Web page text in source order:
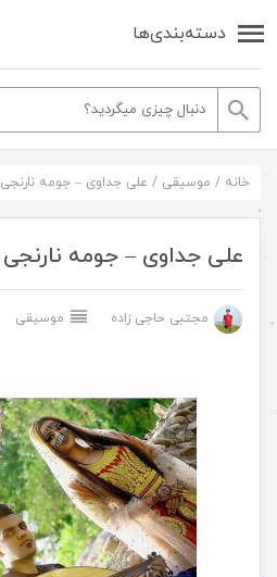
دسته‌بندی‌ها
خانه / موسیقی / علی جداوی – جومه نارنجی
علی جداوی – جومه نارنجی
مجتبی حاجی زاده موسیقی